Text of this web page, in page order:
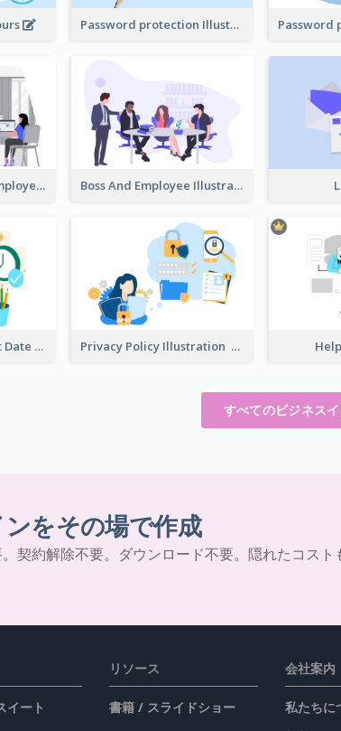
Password protection Illustration 2
Boss Talking With Employee Illustration Boss And Employee Illustration
Illustration Of Select Date & Time Privacy Policy Illustration
すべてのビジネス
をその場で作成
契約解除不要。ダウンロード不要。隠れたコスト
イート
リソース
書籍 / スライドショー
会社案内
私たちに